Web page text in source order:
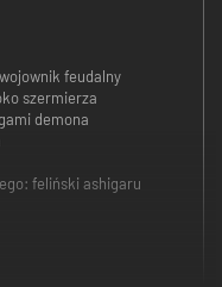
feudalny
szermierza
demona
feliński ashigaru